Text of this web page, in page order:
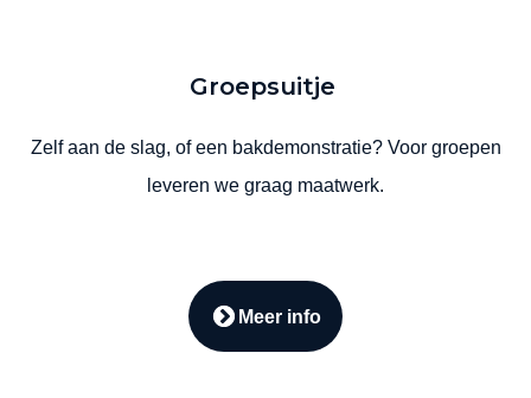
Groepsuitje
Zelf aan de slag, of een bakdemonstratie? Voor groepen
leveren we graag maatwerk.
Meer info